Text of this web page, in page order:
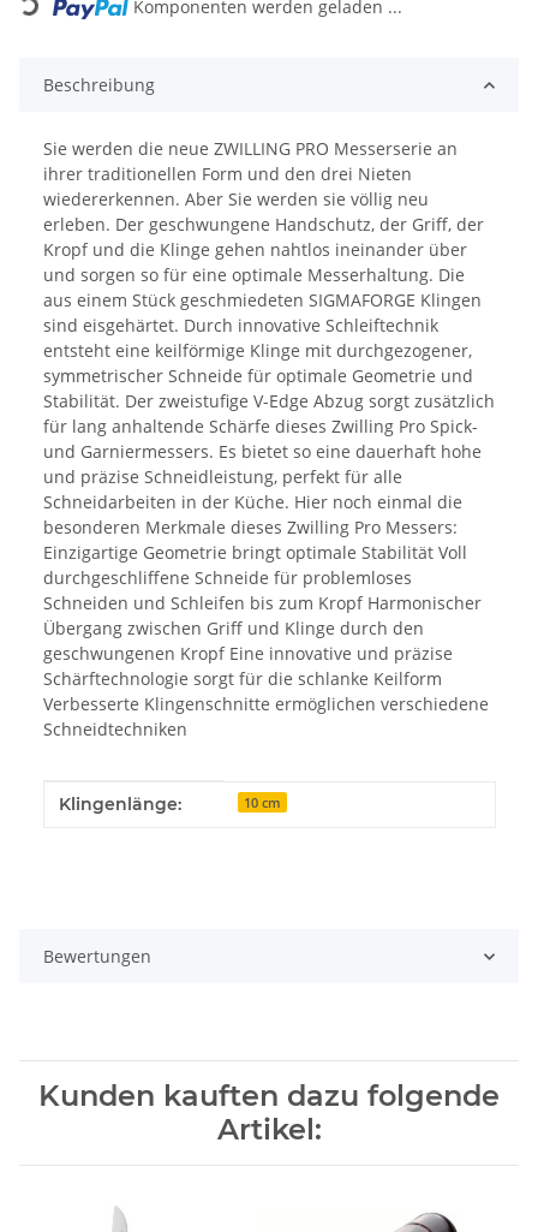
Komponenten werden geladen ...
Beschreibung
Sie werden die neue ZWILLING PRO Messerserie an
ihrer traditionellen Form und den drei Nieten
wiedererkennen. Aber Sie werden sie völlig neu
erleben. Der geschwungene Handschutz, der Griff, der
Kropf und die Klinge gehen nahtlos ineinander über
und sorgen so für eine optimale Messerhaltung. Die
aus einem Stück geschmiedeten SIGMAFORGE Klingen
sind eisgehärtet. Durch innovative Schleiftechnik
entsteht eine keilförmige Klinge mit durchgezogener,
symmetrischer Schneide für optimale Geometrie und
Stabilität. Der zweistufige V-Edge Abzug sorgt zusätzlich
für lang anhaltende Schärfe dieses Zwilling Pro Spick-
und Garniermessers. Es bietet so eine dauerhaft hohe
und präzise Schneidleistung, perfekt für alle
Schneidarbeiten in der Küche. Hier noch einmal die
besonderen Merkmale dieses Zwilling Pro Messers:
Einzigartige Geometrie bringt optimale Stabilität Voll
durchgeschliffene Schneide für problemloses
Schneiden und Schleifen bis zum Kropf Harmonischer
Übergang zwischen Griff und Klinge durch den
geschwungenen Kropf Eine innovative und präzise
Schärftechnologie sorgt für die schlanke Keilform
Verbesserte Klingenschnitte ermöglichen verschiedene
Schneidtechniken
Produkteigenschaft
Wert
Klingenlänge: 10 cm
Bewertungen
Kunden kauften dazu folgende
Artikel: